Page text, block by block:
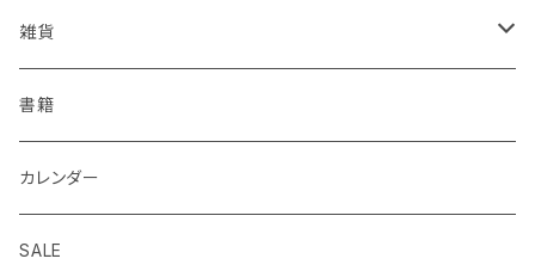
KOHINOOR
Helix
BIC
centropen
はらぺこめがね
ALASKA BUNGU
ノラヤ
杉本ふみ
色鉛筆、クレヨン
封筒、ポチ袋
ハサミ、カッター、カッティングマット
修正液、修正テープ
パンチ、ステープラー
定規、テンプレート
ファイル、カルトン
スクラップブック、アルバム
伝票、領収書、納品書
メモカード、ラベルブック
マスキングテープ
付箋、シール
雑貨
ペンケース、お財布、ポーチ、カードケース
ブックカバー、栞、ブックスタンド
バッグ
書籍
カレンダー
SALE